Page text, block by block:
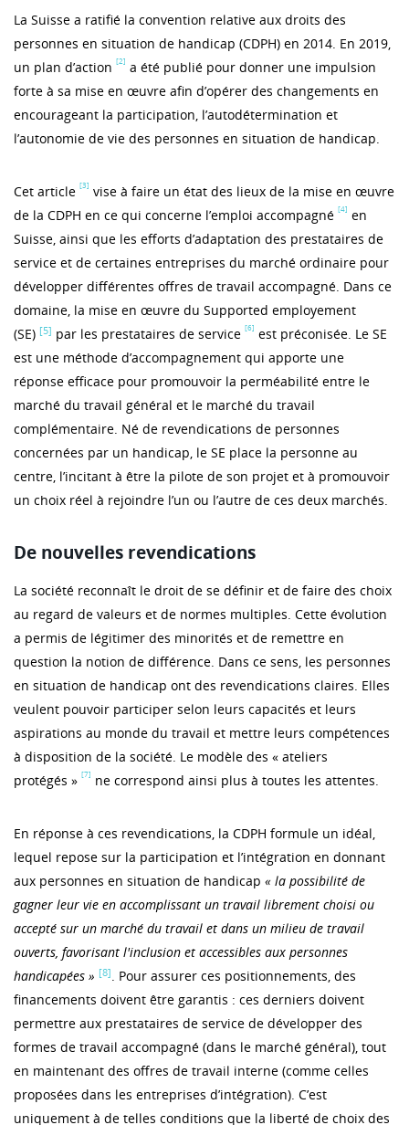
La Suisse a ratifié la convention relative aux droits des
personnes en situation de handicap (CDPH) en 2014. En 2019,
un plan d’action [2] a été publié pour donner une impulsion
forte à sa mise en œuvre afin d’opérer des changements en
encourageant la participation, l’autodétermination et
l’autonomie de vie des personnes en situation de handicap.
Cet article [3] vise à faire un état des lieux de la mise en œuvre
de la CDPH en ce qui concerne l’emploi accompagné [4] en
Suisse, ainsi que les efforts d’adaptation des prestataires de
service et de certaines entreprises du marché ordinaire pour
développer différentes offres de travail accompagné. Dans ce
domaine, la mise en œuvre du Supported employement
(SE) [5] par les prestataires de service [6] est préconisée. Le SE
est une méthode d’accompagnement qui apporte une
réponse efficace pour promouvoir la perméabilité entre le
marché du travail général et le marché du travail
complémentaire. Né de revendications de personnes
concernées par un handicap, le SE place la personne au
centre, l’incitant à être la pilote de son projet et à promouvoir
un choix réel à rejoindre l’un ou l’autre de ces deux marchés.
De nouvelles revendications
La société reconnaît le droit de se définir et de faire des choix
au regard de valeurs et de normes multiples. Cette évolution
a permis de légitimer des minorités et de remettre en
question la notion de différence. Dans ce sens, les personnes
en situation de handicap ont des revendications claires. Elles
veulent pouvoir participer selon leurs capacités et leurs
aspirations au monde du travail et mettre leurs compétences
à disposition de la société. Le modèle des « ateliers
protégés » [7] ne correspond ainsi plus à toutes les attentes.
En réponse à ces revendications, la CDPH formule un idéal,
lequel repose sur la participation et l’intégration en donnant
aux personnes en situation de handicap « la possibilité de
gagner leur vie en accomplissant un travail librement choisi ou
accepté sur un marché du travail et dans un milieu de travail
ouverts, favorisant l'inclusion et accessibles aux personnes
handicapées » [8]. Pour assurer ces positionnements, des
financements doivent être garantis : ces derniers doivent
permettre aux prestataires de service de développer des
formes de travail accompagné (dans le marché général), tout
en maintenant des offres de travail interne (comme celles
proposées dans les entreprises d’intégration). C’est
uniquement à de telles conditions que la liberté de choix des